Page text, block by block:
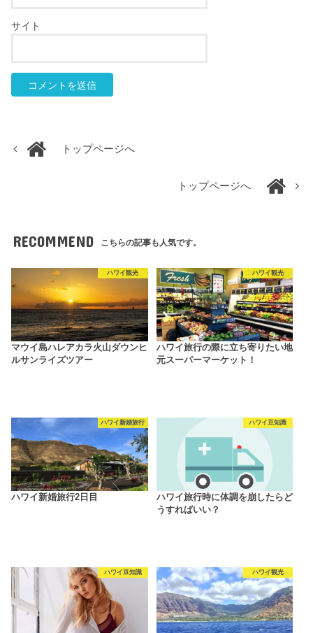
サイト
トップページへ
トップページへ
RECOMMEND こちらの記事も人気です。
ハワイ観光
マウイ島ハレアカラ火山ダウンヒ
ルサンライズツアー
ハワイ観光
ハワイ旅行の際に立ち寄りたい地
元スーパーマーケット！
ハワイ新婚旅行
ハワイ新婚旅行2日目
ハワイ豆知識
ハワイ旅行時に体調を崩したらど
うすればいい？
ハワイ豆知識 ハワイ観光